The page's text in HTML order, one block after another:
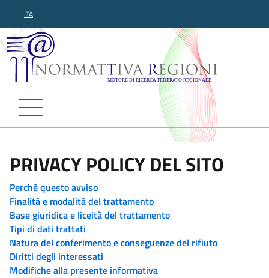
ITA
Normattiva Regioni -
PRIVACY POLICY DEL SITO
Perchè questo avviso
Finalità e modalità del trattamento
Base giuridica e liceità del trattamento
Tipi di dati trattati
Natura del conferimento e conseguenze del rifiuto
Diritti degli interessati
Modifiche alla presente informativa